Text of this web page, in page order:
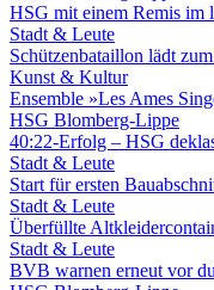
HSG mit einem Remis im
Stadt & Leute
Schützenbataillon lädt
Kunst & Kultur
Ensemble »Les Ames
HSG Blomberg-Lippe
40:22-Erfolg – HSG
Stadt & Leute
Start für ersten
Stadt & Leute
Überfüllte
Stadt & Leute
BVB warnen erneut vor